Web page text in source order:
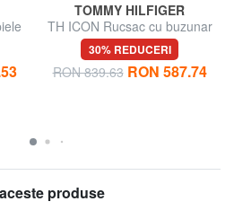
TOMMY HILFIGER
TH ICON Rucsac cu buzunar
frontal
30% REDUCERI
RON 839.63 RON 587.74
produse